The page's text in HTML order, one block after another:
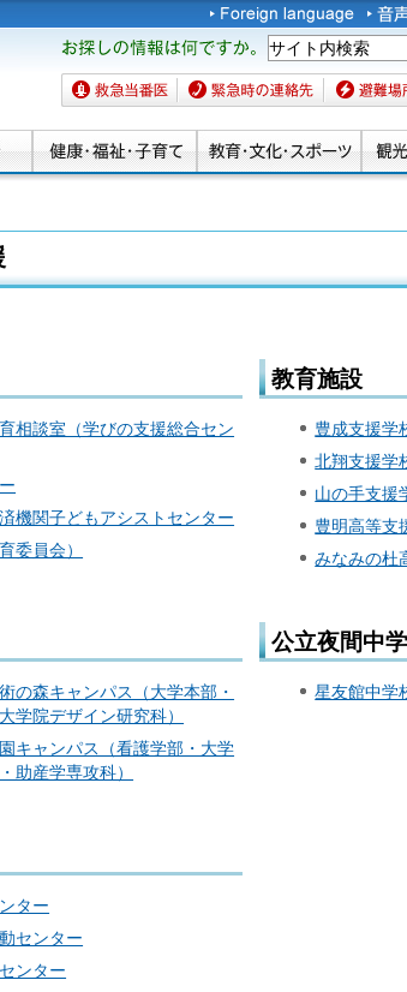
お探しの情報は何です
か。
救急当番医 緊急時の連絡先 避難場所
相談室（学びの支援総合セン
機関子どもアシストセンター
委員会）
教育施設
豊成支援学
北翔支援学
山の手支援
豊明高等支
みなみの杜
の森キャンパス（大学本部・
学院デザイン研究科）
キャンパス（看護学部・大学
助産学専攻科）
公立夜間中学
星友館中学
ター
センター
ンター